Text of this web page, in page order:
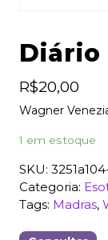
Diário
R$20,00
Wagner
1 em estoque
SKU:
Categoria:
Tags: Madras,